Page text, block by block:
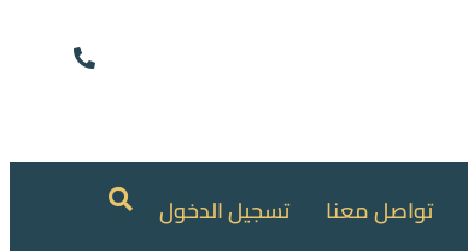
تواصل معنا تسجيل الدخول